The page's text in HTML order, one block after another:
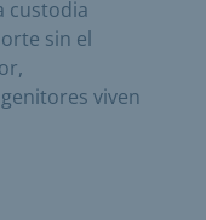
custodia
sin el
viven